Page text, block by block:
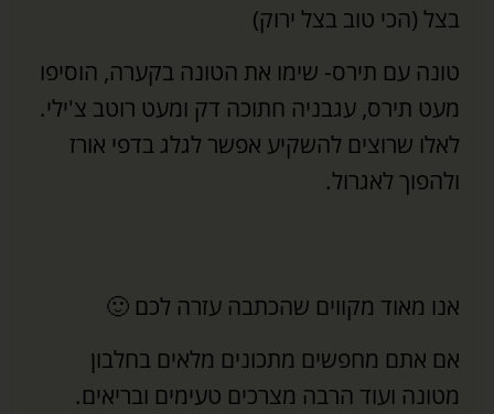
בצל (הכי טוב בצל ירוק)
טונה עם תירס- שימו את הטונה בקערה, הוסיפו
מעט תירס, עגבניה חתוכה דק ומעט רוטב צ'ילי.
לאלו שרוצים להשקיע אפשר לגלג בדפי אורז
ולהפוך לאגרול.
אנו מאוד מקווים שהכתבה עזרה לכם 🙂
אם אתם מחפשים מתכונים מלאים בחלבון
מטונה ועוד הרבה מצרכים טעימים ובריאים.